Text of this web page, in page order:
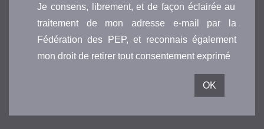
Je consens, librement, et de façon éclairée au
traitement de mon adresse e-mail par la
Fédération des PEP, et reconnais également
mon droit de retirer tout consentement exprimé